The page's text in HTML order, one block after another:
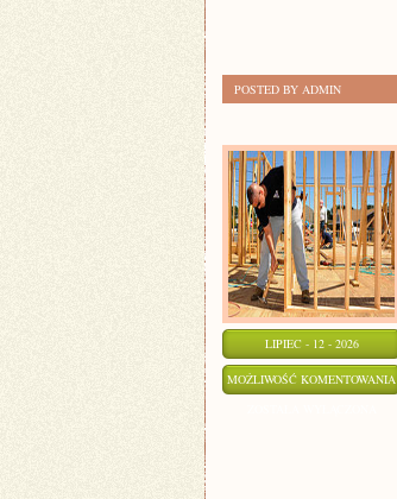
POSTED BY ADMIN
LIPIEC - 12 - 2026
MOŻLIWOŚĆ KOMENTOWANIA